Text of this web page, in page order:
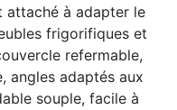
attaché à adapter le
frigorifiques et
refermable,
angles adaptés aux
souple, facile à